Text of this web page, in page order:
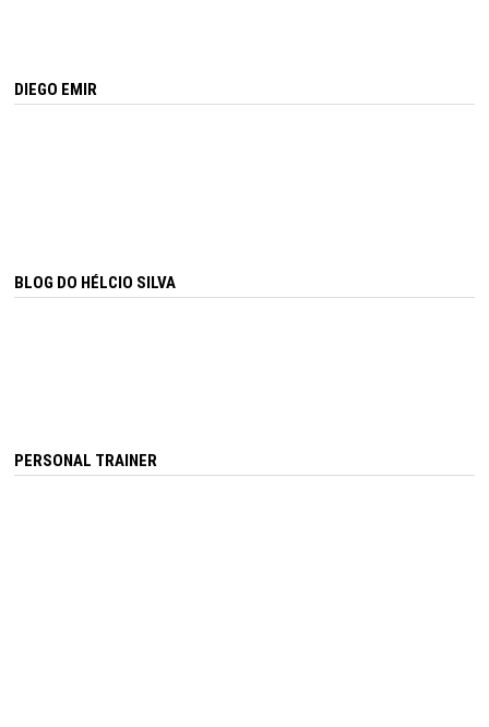
DIEGO EMIR
BLOG DO HÉLCIO SILVA
PERSONAL TRAINER